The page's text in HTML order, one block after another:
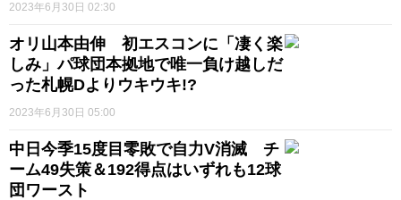
2023年6月30日 02:30
オリ山本由伸 初エスコンに「凄く楽
しみ」パ球団本拠地で唯一負け越しだ
った札幌Dよりウキウキ!?
2023年6月30日 05:00
中日今季15度目零敗で自力V消滅 チ
ーム49失策＆192得点はいずれも12球
団ワースト